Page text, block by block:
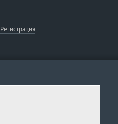
Регистрация